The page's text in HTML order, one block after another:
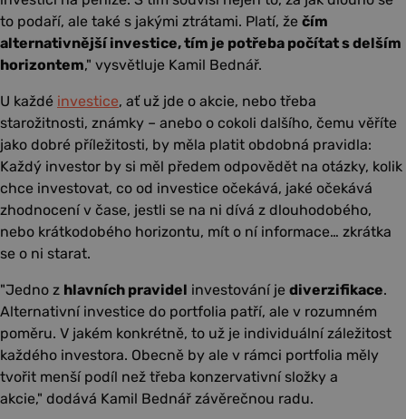
to podaří, ale také s jakými ztrátami. Platí, že čím
alternativnější investice, tím je potřeba počítat s delším
horizontem, vysvětluje Kamil Bednář.
U každé investice, ať už jde o akcie, nebo třeba
starožitnosti, známky – anebo o cokoli dalšího, čemu věříte
jako dobré příležitosti, by měla platit obdobná pravidla:
Každý investor by si měl předem odpovědět na otázky, kolik
chce investovat, co od investice očekává, jaké očekává
zhodnocení v čase, jestli se na ni dívá z dlouhodobého,
nebo krátkodobého horizontu, mít o ní informace… zkrátka
se o ni starat.
Jedno z hlavních pravidel investování je diverzifikace.
Alternativní investice do portfolia patří, ale v rozumném
poměru. V jakém konkrétně, to už je individuální záležitost
každého investora. Obecně by ale v rámci portfolia měly
tvořit menší podíl než třeba konzervativní složky a
akcie, dodává Kamil Bednář závěrečnou radu.